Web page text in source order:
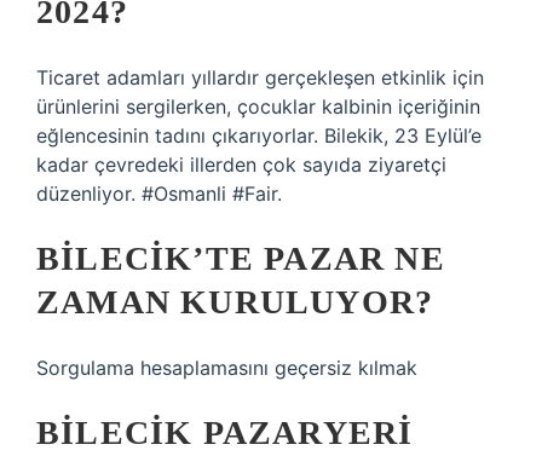
2024?
Ticaret adamları yıllardır gerçekleşen etkinlik için
ürünlerini sergilerken, çocuklar kalbinin içeriğinin
eğlencesinin tadını çıkarıyorlar. Bilekik, 23 Eylül’e
kadar çevredeki illerden çok sayıda ziyaretçi
düzenliyor. #Osmanli #Fair.
BILECIK’TE PAZAR NE
ZAMAN KURULUYOR?
Sorgulama hesaplamasını geçersiz kılmak
BILECIK PAZARYERI